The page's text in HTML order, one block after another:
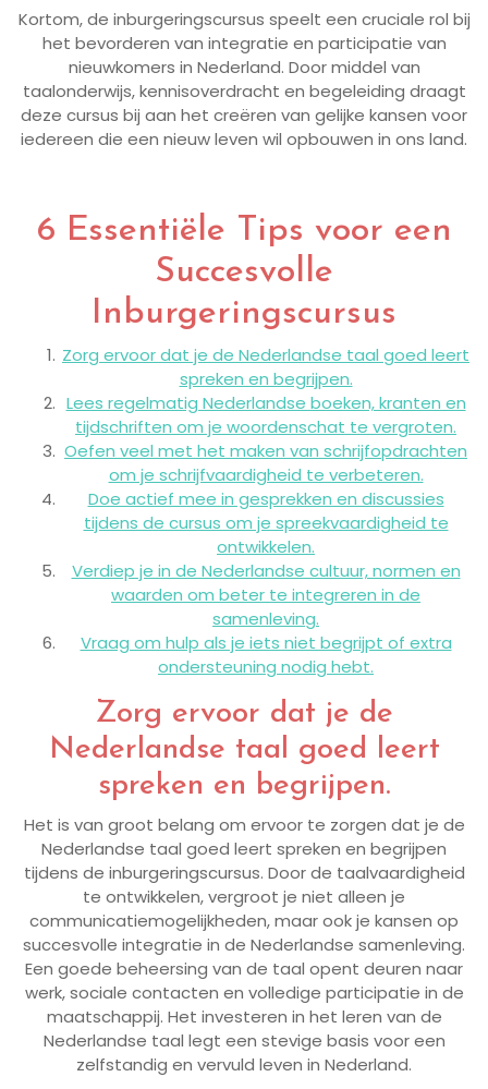
Kortom, de inburgeringscursus speelt een cruciale rol bij
het bevorderen van integratie en participatie van
nieuwkomers in Nederland. Door middel van
taalonderwijs, kennisoverdracht en begeleiding draagt
deze cursus bij aan het creëren van gelijke kansen voor
iedereen die een nieuw leven wil opbouwen in ons land.
6 Essentiële Tips voor een
Succesvolle
Inburgeringscursus
Zorg ervoor dat je de Nederlandse taal goed leert
spreken en begrijpen.
Lees regelmatig Nederlandse boeken, kranten en
tijdschriften om je woordenschat te vergroten.
Oefen veel met het maken van schrijfopdrachten
om je schrijfvaardigheid te verbeteren.
Doe actief mee in gesprekken en discussies
tijdens de cursus om je spreekvaardigheid te
ontwikkelen.
Verdiep je in de Nederlandse cultuur, normen en
waarden om beter te integreren in de
samenleving.
Vraag om hulp als je iets niet begrijpt of extra
ondersteuning nodig hebt.
Zorg ervoor dat je de
Nederlandse taal goed leert
spreken en begrijpen.
Het is van groot belang om ervoor te zorgen dat je de
Nederlandse taal goed leert spreken en begrijpen
tijdens de inburgeringscursus. Door de taalvaardigheid
te ontwikkelen, vergroot je niet alleen je
communicatiemogelijkheden, maar ook je kansen op
succesvolle integratie in de Nederlandse samenleving.
Een goede beheersing van de taal opent deuren naar
werk, sociale contacten en volledige participatie in de
maatschappij. Het investeren in het leren van de
Nederlandse taal legt een stevige basis voor een
zelfstandig en vervuld leven in Nederland.